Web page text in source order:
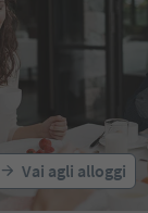
Vai agli alloggi